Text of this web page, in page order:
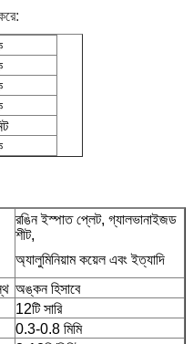
রঙিন ইস্পাত প্লেট, গ্যালভানাইজড
শীট,
অ্যালুমিনিয়াম কয়েল এবং ইত্যাদি
অঙ্কন হিসাবে
12টি সারি
0.3-0.8 মিমি